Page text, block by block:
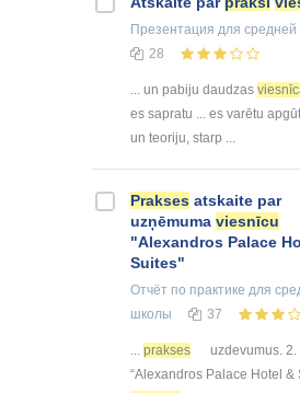
Презентация для
28
... un pabiju daudzas
es sapratu ... es varētu
un teoriju, starp ...
Prakses atskaite par
uzņēmuma viesnīcu
"Alexandros Palace
Suites"
Отчёт по практике для
школы
37
... prakses
uzdevumus. 2.
“Alexandros Palace Hotel &